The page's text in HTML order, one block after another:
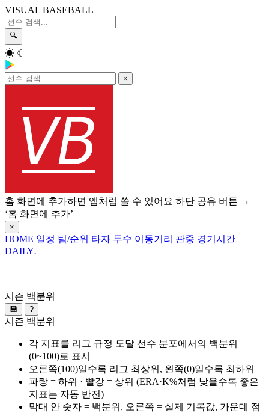
VISUAL BASEBALL
🔍
☀ ☾
×
홈 화면에 추가하면 앱처럼 쓸 수 있어요 하단 공유 버튼 →
‘홈 화면에 추가’
×
HOME 일정 팀/순위 타자 투수 이동거리 관중 경기시간
DAILY.
시즌 백분위
💾 ?
시즌 백분위
각 지표를 리그 규정 도달 선수 분포에서의 백분위
(0~100)로 표시
오른쪽(100)일수록 리그 최상위, 왼쪽(0)일수록 최하위
파랑 = 하위 · 빨강 = 상위 (ERA·K%처럼 낮을수록 좋은
지표는 자동 반전)
막대 안 숫자 = 백분위, 오른쪽 = 실제 기록값, 가운데 점